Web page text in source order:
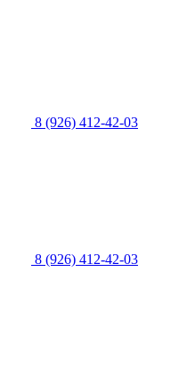
8 (926) 412-42-03
8 (926) 412-42-03